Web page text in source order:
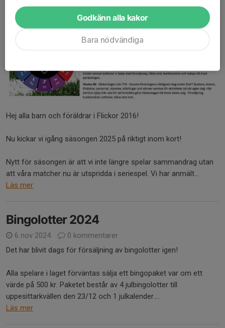
24 feb 2025 0 kommentarer
Hej alla barn och föräldrar i Flickor 2016!
Nu kickar vi igång säsongen 2025 på riktigt inom kort!
Nytt för säsongen är att vi inte längre spelar sammandrag utan
att våra matcher nu är utspridda i seriespel. Vi har anmält...
Läs mer
Bingolotter 2024
6 nov 2024
0 kommentarer
Det har blivit dags för försäljning av bingolotter igen!
Alla spelare i laget förväntas sälja ett bingopaket var om ett
värde på 500 kr. Paketet består av 4 julbingolotter till
uppesittarkvällen den 23/12 och 1 julkalender....
Läs mer
Godkänn alla kakor
Bara nödvändiga